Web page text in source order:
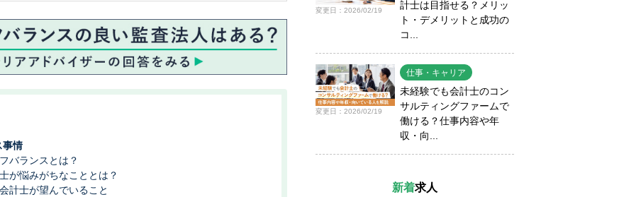
事情
バランスとは？
が悩みがちなこととは？
計士が望んでいること
変更日：2026/02/19
計士は目指せる？メリッ
ト・デメリットと成功の
コ...
変更日：2026/02/19
仕事・キャリア
未経験でも会計士のコン
サルティングファームで
働ける？仕事内容や年
収・向...
新着求人